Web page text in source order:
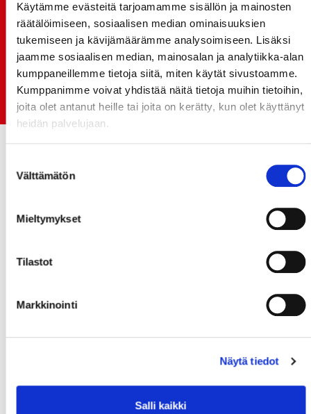
Käytämme evästeitä tarjoamamme sisällön ja mainosten
räätälöimiseen, sosiaalisen median ominaisuuksien
tukemiseen ja kävijämäärämme analysoimiseen. Lisäksi
jaamme sosiaalisen median, mainosalan ja analytiikka-alan
kumppaneillemme tietoja siitä, miten käytät sivustoamme.
Kumppanimme voivat yhdistää näitä tietoja muihin tietoihin,
joita olet antanut heille tai joita on kerätty, kun olet käyttänyt
heidän palvelujaan.
valinta
Välttämätön
Mieltymykset
Tilastot
Markkinointi
Näytä tiedot
Salli kaikki
Rinta-Joupin Autoliike jatkaa Sportin
pääyhteistyökumppanina Superkaudella – jatkoa
monikymmenvuotiselle yhteistyölle
06.07.
Early Bird-lippupaketit nyt myynnissä! - näe
Jokerit-matsi ja useat muut